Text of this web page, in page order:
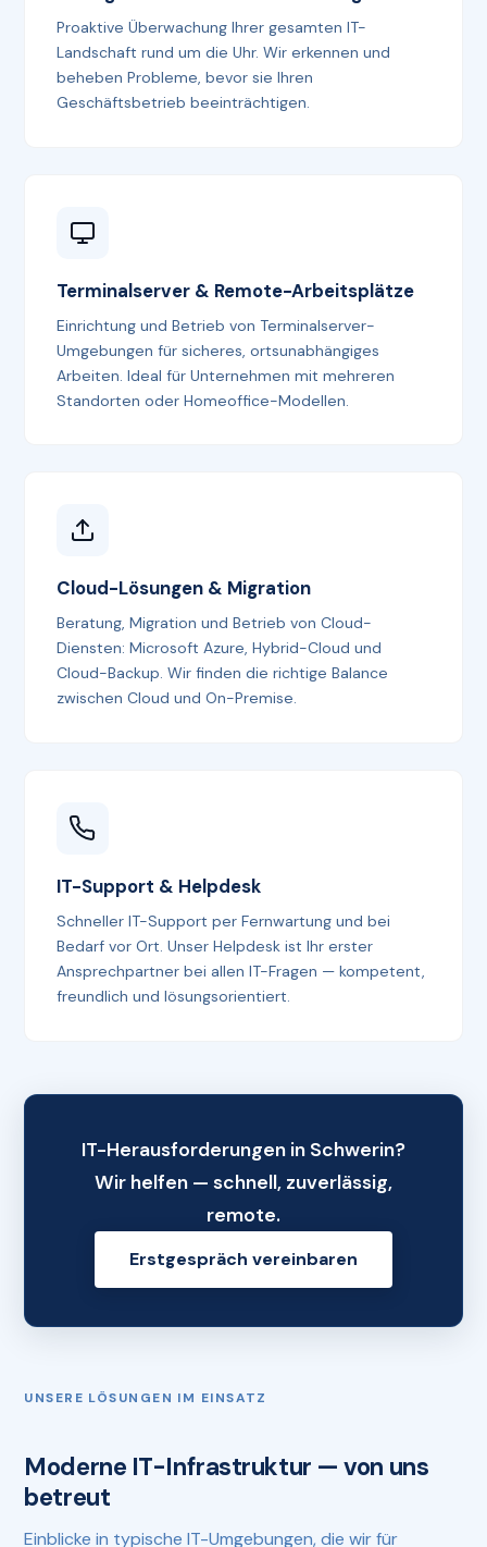
Proaktive Überwachung Ihrer gesamten IT-
Landschaft rund um die Uhr. Wir erkennen und
beheben Probleme, bevor sie Ihren
Geschäftsbetrieb beeinträchtigen.
Terminalserver & Remote-Arbeitsplätze
Einrichtung und Betrieb von Terminalserver-
Umgebungen für sicheres, ortsunabhängiges
Arbeiten. Ideal für Unternehmen mit mehreren
Standorten oder Homeoffice-Modellen.
Cloud-Lösungen & Migration
Beratung, Migration und Betrieb von Cloud-
Diensten: Microsoft Azure, Hybrid-Cloud und
Cloud-Backup. Wir finden die richtige Balance
zwischen Cloud und On-Premise.
IT-Support & Helpdesk
Schneller IT-Support per Fernwartung und bei
Bedarf vor Ort. Unser Helpdesk ist Ihr erster
Ansprechpartner bei allen IT-Fragen — kompetent,
freundlich und lösungsorientiert.
IT-Herausforderungen in Schwerin?
Wir helfen — schnell, zuverlässig,
remote.
Erstgespräch vereinbaren
UNSERE LÖSUNGEN IM EINSATZ
Moderne IT-Infrastruktur — von uns
betreut
Einblicke in typische IT-Umgebungen, die wir für